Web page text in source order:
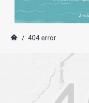
/ 404 error